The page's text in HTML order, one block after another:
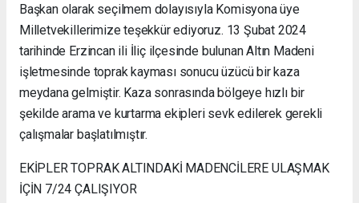
Başkan olarak seçilmem dolayısıyla Komisyona üye
Milletvekillerimize teşekkür ediyoruz. 13 Şubat 2024
tarihinde Erzincan ili İliç ilçesinde bulunan Altın Madeni
işletmesinde toprak kayması sonucu üzücü bir kaza
meydana gelmiştir. Kaza sonrasında bölgeye hızlı bir
şekilde arama ve kurtarma ekipleri sevk edilerek gerekli
çalışmalar başlatılmıştır.
EKİPLER TOPRAK ALTINDAKİ MADENCİLERE ULAŞMAK
İÇİN 7/24 ÇALIŞIYOR